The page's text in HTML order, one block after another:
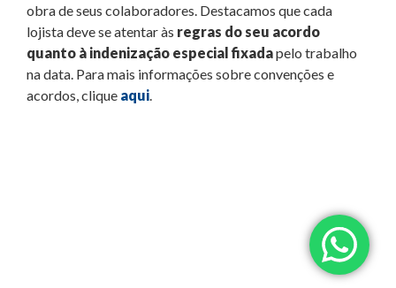
obra de seus colaboradores. Destacamos que cada
lojista deve se atentar às regras do seu acordo
quanto à indenização especial fixadapelo trabalho
na data. Para mais informações sobre convenções e
acordos, clique aqui.